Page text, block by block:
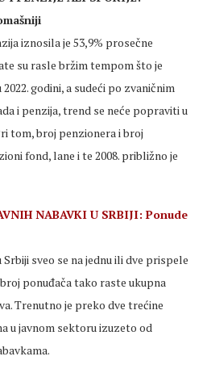
iznosila je 53,9% prosečne
su rasle bržim tempom što je
godini, a sudeći po zvaničnim
i penzija, trend se neće popraviti u
tom, broj penzionera i broj
fond, lane i te 2008. približno je
NABAVKI U SRBIJI: Ponude
sveo se na jednu ili dve prispele
ponuđača tako raste ukupna
Trenutno je preko dve trećine
u javnom sektoru izuzeto od